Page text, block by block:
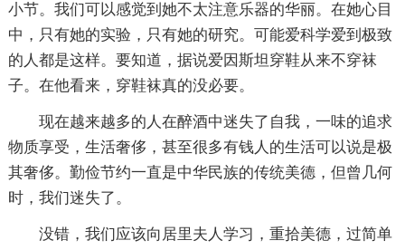
小节。我们可以感觉到她不太注意乐器的华丽。在她心目
中，只有她的实验，只有她的研究。可能爱科学爱到极致
的人都是这样。要知道，据说爱因斯坦穿鞋从来不穿袜
子。在他看来，穿鞋袜真的没必要。
现在越来越多的人在醉酒中迷失了自我，一味的追求
物质享受，生活奢侈，甚至很多有钱人的生活可以说是极
其奢侈。勤俭节约一直是中华民族的传统美德，但曾几何
时，我们迷失了。
没错，我们应该向居里夫人学习，重拾美德，过简单